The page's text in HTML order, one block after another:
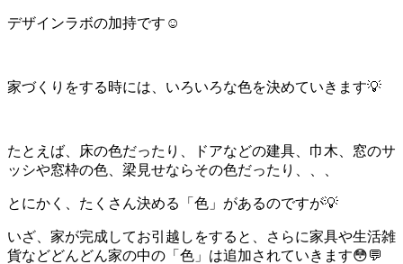
デザインラボの加持です☺️
家づくりをする時には、いろいろな色を決めていきます💡
たとえば、床の色だったり、ドアなどの建具、巾木、窓のサ
ッシや窓枠の色、梁見せならその色だったり、、、
とにかく、たくさん決める「色」があるのですが💡
いざ、家が完成してお引越しをすると、さらに家具や生活雑
貨などどんどん家の中の「色」は追加されていきます😳💬